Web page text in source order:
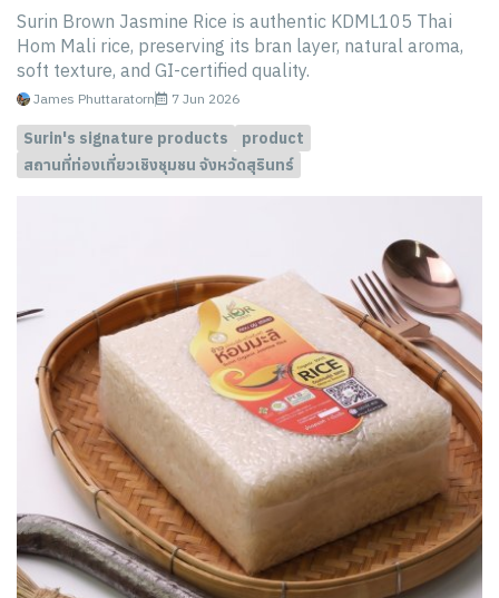
Surin Brown Jasmine Rice is authentic KDML105 Thai
Hom Mali rice, preserving its bran layer, natural aroma,
soft texture, and GI-certified quality.
James Phuttaratorn 7 Jun 2026
Surin's signature products
product
สถานที่ท่องเที่ยวเชิงชุมชน จังหวัดสุรินทร์